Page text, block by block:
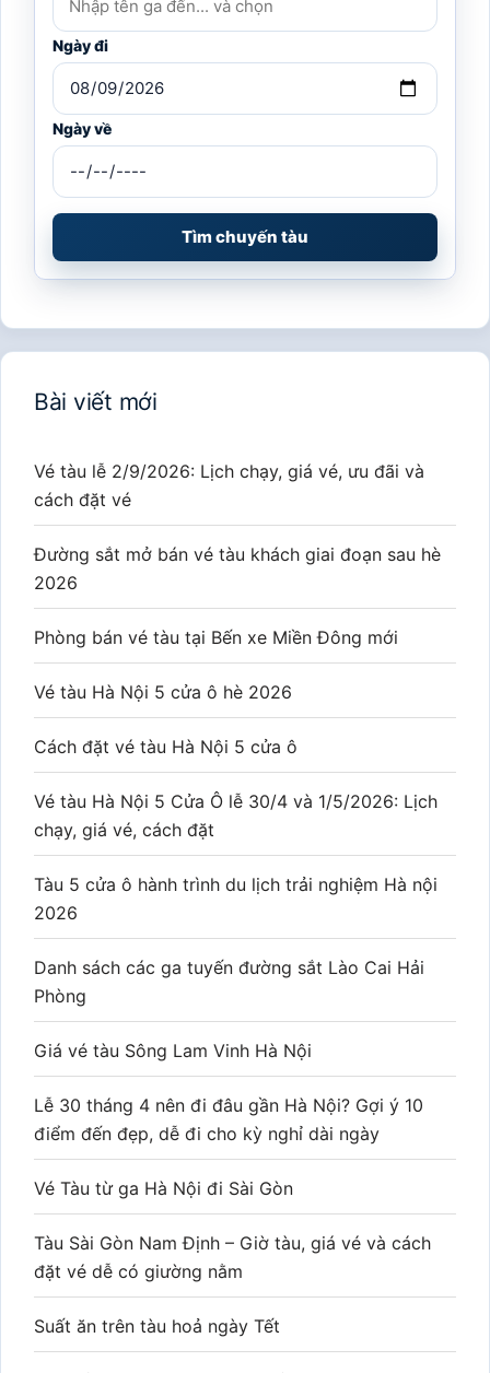
Ngày đi
Ngày về
Tìm chuyến tàu
Bài viết mới
Vé tàu lễ 2/9/2026: Lịch chạy, giá vé, ưu đãi và
cách đặt vé
Đường sắt mở bán vé tàu khách giai đoạn sau hè
2026
Phòng bán vé tàu tại Bến xe Miền Đông mới
Vé tàu Hà Nội 5 cửa ô hè 2026
Cách đặt vé tàu Hà Nội 5 cửa ô
Vé tàu Hà Nội 5 Cửa Ô lễ 30/4 và 1/5/2026: Lịch
chạy, giá vé, cách đặt
Tàu 5 cửa ô hành trình du lịch trải nghiệm Hà nội
2026
Danh sách các ga tuyến đường sắt Lào Cai Hải
Phòng
Giá vé tàu Sông Lam Vinh Hà Nội
Lễ 30 tháng 4 nên đi đâu gần Hà Nội? Gợi ý 10
điểm đến đẹp, dễ đi cho kỳ nghỉ dài ngày
Vé Tàu từ ga Hà Nội đi Sài Gòn
Tàu Sài Gòn Nam Định – Giờ tàu, giá vé và cách
đặt vé dễ có giường nằm
Suất ăn trên tàu hoả ngày Tết